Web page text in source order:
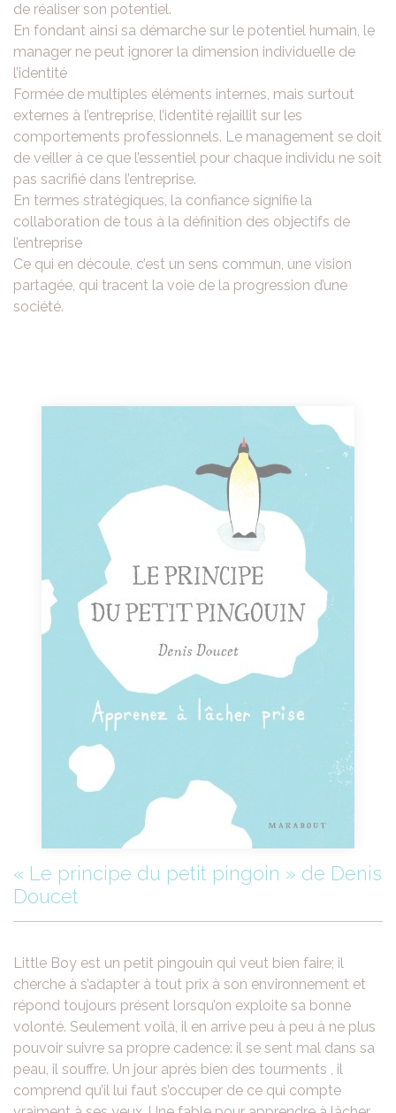
de réaliser son potentiel.
En fondant ainsi sa démarche sur le potentiel humain, le
manager ne peut ignorer la dimension individuelle de
l’identité
Formée de multiples éléments internes, mais surtout
externes à l’entreprise, l’identité rejaillit sur les
comportements professionnels. Le management se doit
de veiller à ce que l’essentiel pour chaque individu ne soit
pas sacrifié dans l’entreprise.
En termes stratégiques, la confiance signifie la
collaboration de tous à la définition des objectifs de
l’entreprise
Ce qui en découle, c’est un sens commun, une vision
partagée, qui tracent la voie de la progression d’une
société.
« Le principe du petit pingoin » de Denis
Doucet
Little Boy est un petit pingouin qui veut bien faire; il
cherche à s’adapter à tout prix à son environnement et
répond toujours présent lorsqu’on exploite sa bonne
volonté. Seulement voilà, il en arrive peu à peu à ne plus
pouvoir suivre sa propre cadence: il se sent mal dans sa
peau, il souffre. Un jour après bien des tourments , il
comprend qu’il lui faut s’occuper de ce qui compte